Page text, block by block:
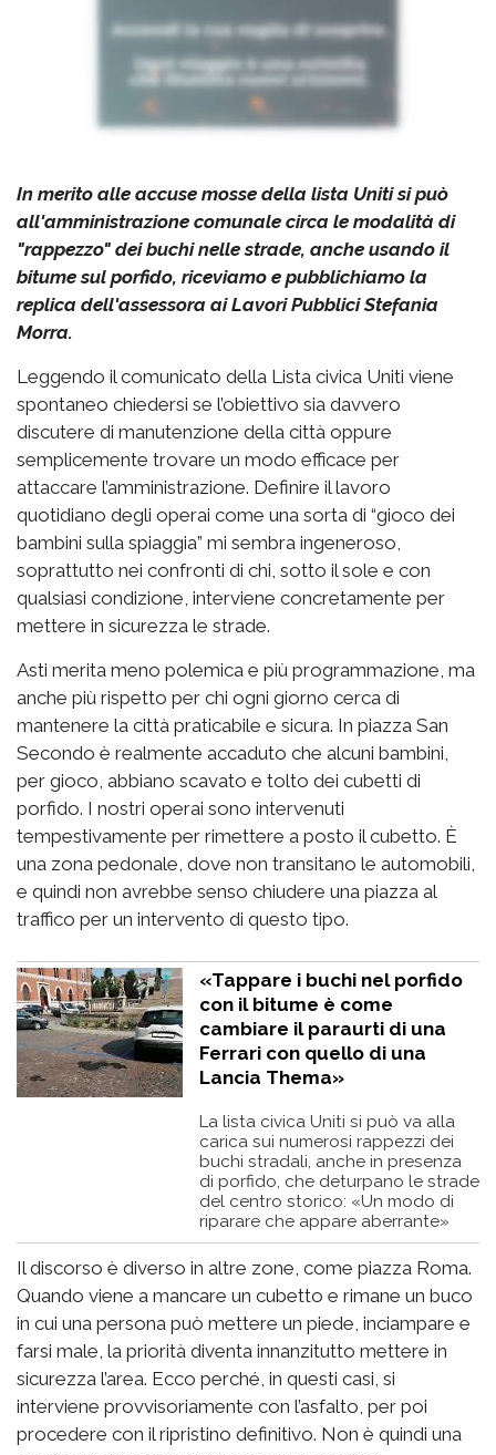
In merito alle accuse mosse della lista Uniti si può
all'amministrazione comunale circa le modalità di
"rappezzo" dei buchi nelle strade, anche usando il
bitume sul porfido, riceviamo e pubblichiamo la
replica dell'assessora ai Lavori Pubblici Stefania
Morra.
Leggendo il comunicato della Lista civica Uniti viene
spontaneo chiedersi se l’obiettivo sia davvero
discutere di manutenzione della città oppure
semplicemente trovare un modo efficace per
attaccare l’amministrazione. Definire il lavoro
quotidiano degli operai come una sorta di “gioco dei
bambini sulla spiaggia” mi sembra ingeneroso,
soprattutto nei confronti di chi, sotto il sole e con
qualsiasi condizione, interviene concretamente per
mettere in sicurezza le strade.
Asti merita meno polemica e più programmazione, ma
anche più rispetto per chi ogni giorno cerca di
mantenere la città praticabile e sicura. In piazza San
Secondo è realmente accaduto che alcuni bambini,
per gioco, abbiano scavato e tolto dei cubetti di
porfido. I nostri operai sono intervenuti
tempestivamente per rimettere a posto il cubetto. È
una zona pedonale, dove non transitano le automobili,
e quindi non avrebbe senso chiudere una piazza al
traffico per un intervento di questo tipo.
«Tappare i buchi nel porfido
con il bitume è come
cambiare il paraurti di una
Ferrari con quello di una
Lancia Thema»
La lista civica Uniti si può va alla
carica sui numerosi rappezzi dei
buchi stradali, anche in presenza
di porfido, che deturpano le strade
del centro storico: «Un modo di
riparare che appare aberrante»
Il discorso è diverso in altre zone, come piazza Roma.
Quando viene a mancare un cubetto e rimane un buco
in cui una persona può mettere un piede, inciampare e
farsi male, la priorità diventa innanzitutto mettere in
sicurezza l’area. Ecco perché, in questi casi, si
interviene provvisoriamente con l’asfalto, per poi
procedere con il ripristino definitivo. Non è quindi una